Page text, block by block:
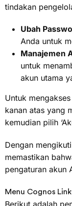
tindakan
Ubah
Anda untuk
Manajemen
untuk
akun utama
Untuk
kanan atas yang
kemudian pilih
Dengan
memastikan
pengaturan akun
Menu Cognos